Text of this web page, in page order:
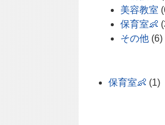
美容教室
保育室👶
その他 (6)
保育室👶 (1)